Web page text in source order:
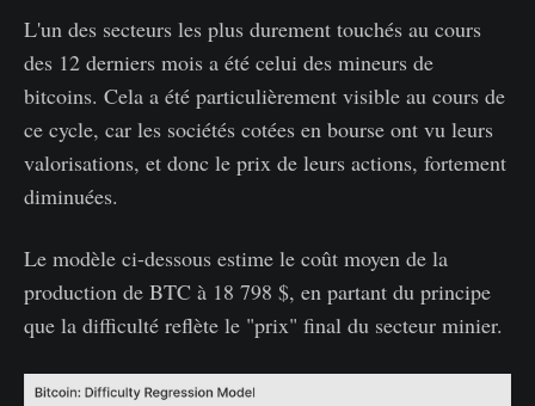
L'un des secteurs les plus durement touchés au cours
des 12 derniers mois a été celui des mineurs de
bitcoins. Cela a été particulièrement visible au cours de
ce cycle, car les sociétés cotées en bourse ont vu leurs
valorisations, et donc le prix de leurs actions, fortement
diminuées.
Le modèle ci-dessous estime le coût moyen de la
production de BTC à 18 798 $, en partant du principe
que la difficulté reflète le "prix" final du secteur minier.